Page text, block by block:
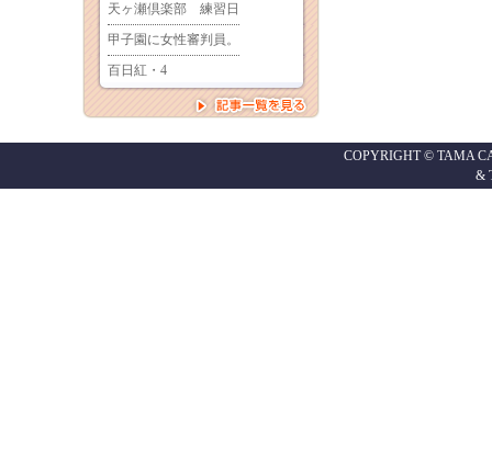
COPYRIGHT © TAMA
&